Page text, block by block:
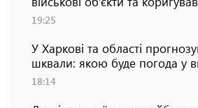
19:25
У Харкові та області
шквали: якою буде погода у
18:14